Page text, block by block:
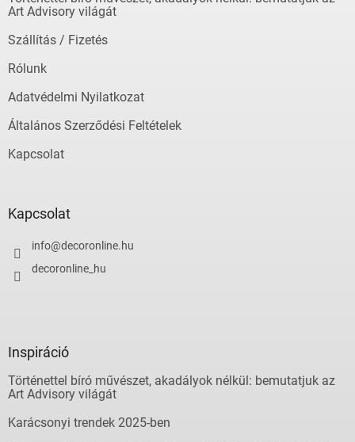
Art Advisory világát
Szállítás / Fizetés
Rólunk
Adatvédelmi Nyilatkozat
Általános Szerződési Feltételek
Kapcsolat
Kapcsolat
info@decoronline.hu
decoronline_hu
Inspiráció
Történettel bíró művészet, akadályok nélkül: bemutatjuk az
Art Advisory világát
Karácsonyi trendek 2025-ben